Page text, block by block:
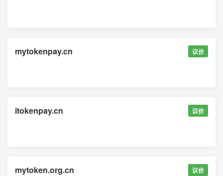
mytokenpay.cn 议价
itokenpay.cn 议价
mytoken.org.cn 议价